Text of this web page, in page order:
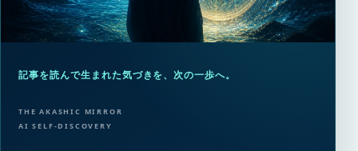
記事を読んで生まれた気づきを、次の一歩へ。
THE AKASHIC MIRROR
AI SELF-DISCOVERY